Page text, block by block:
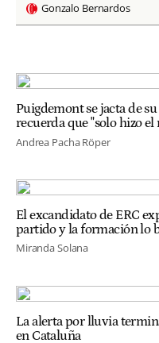
Gonzalo Bernardos
Puigdemont se jacta de
recuerda que "solo hizo
Andrea Pacha Röper
El excandidato de ERC
partido y la formación lo
Miranda Solana
La alerta por lluvia
en Cataluña